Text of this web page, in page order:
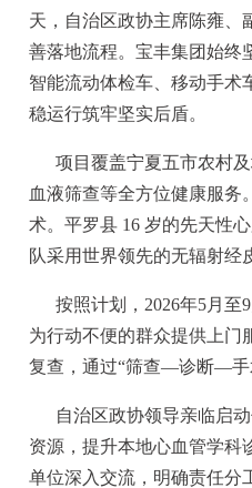
天，自治区政协主席陈雍、
善落地流程。宝丰集团始终
智能流动体检车、移动手术
稳运行筑牢坚实后盾。
项目覆盖宁夏五市农村
血液筛查等全方位健康服务
术。平罗县 16 岁的先天性
队采用世界领先的无辐射经
按照计划，2026年5月
为行动不便的群众提供上门
复查，通过“筛查—诊断—手
自治区政协领导亲临启
资源，提升本地心血管学科
单位深入交流，明确责任分